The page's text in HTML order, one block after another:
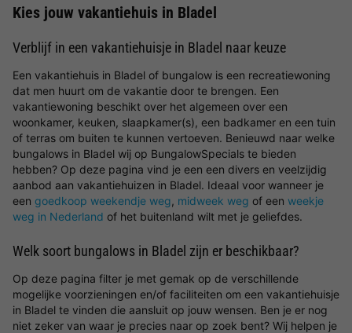
Kies jouw vakantiehuis in Bladel
Verblijf in een vakantiehuisje in Bladel naar keuze
Een vakantiehuis in Bladel of bungalow is een recreatiewoning
dat men huurt om de vakantie door te brengen. Een
vakantiewoning beschikt over het algemeen over een
woonkamer, keuken, slaapkamer(s), een badkamer en een tuin
of terras om buiten te kunnen vertoeven. Benieuwd naar welke
bungalows in Bladel wij op BungalowSpecials te bieden
hebben? Op deze pagina vind je een een divers en veelzijdig
aanbod aan vakantiehuizen in Bladel. Ideaal voor wanneer je
een goedkoop weekendje weg, midweek weg of een weekje
weg in Nederland of het buitenland wilt met je geliefdes.
Welk soort bungalows in Bladel zijn er beschikbaar?
Op deze pagina filter je met gemak op de verschillende
mogelijke voorzieningen en/of faciliteiten om een vakantiehuisje
in Bladel te vinden die aansluit op jouw wensen. Ben je er nog
niet zeker van waar je precies naar op zoek bent? Wij helpen je